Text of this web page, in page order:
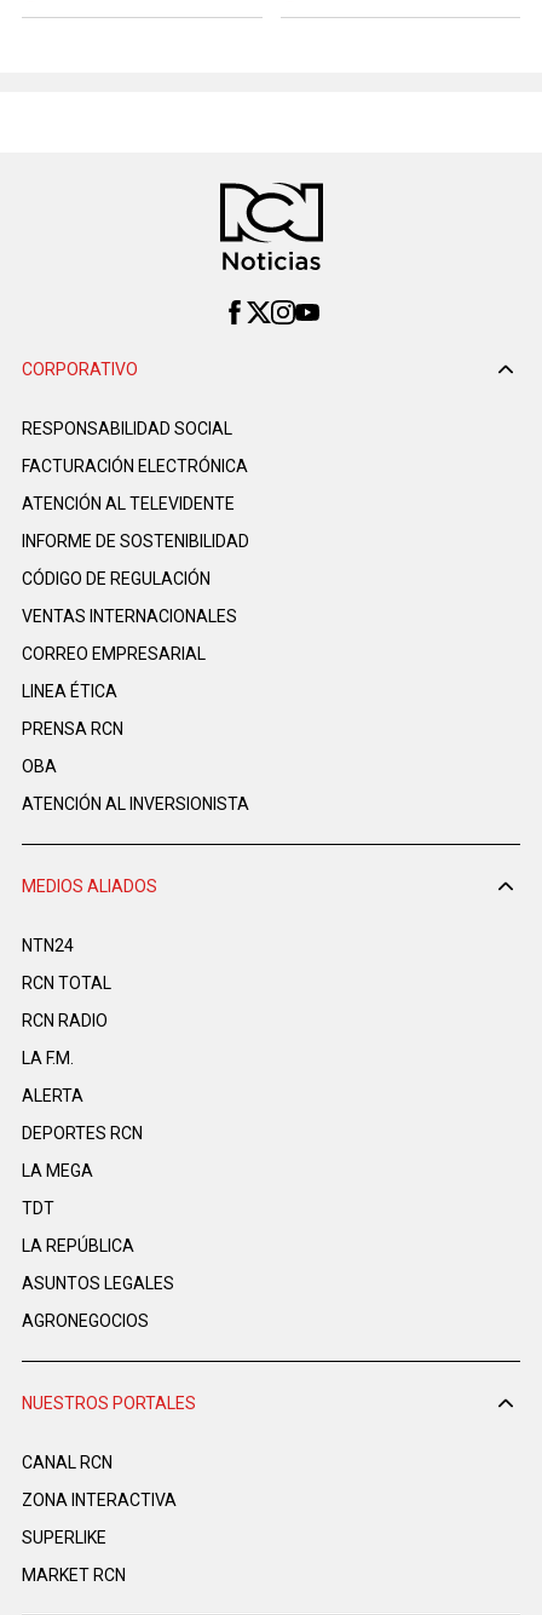
CORPORATIVO
RESPONSABILIDAD SOCIAL
FACTURACIÓN ELECTRÓNICA
ATENCIÓN AL TELEVIDENTE
INFORME DE SOSTENIBILIDAD
CÓDIGO DE REGULACIÓN
VENTAS INTERNACIONALES
CORREO EMPRESARIAL
LINEA ÉTICA
PRENSA RCN
OBA
ATENCIÓN AL INVERSIONISTA
MEDIOS ALIADOS
NTN24
RCN TOTAL
RCN RADIO
LA F.M.
ALERTA
DEPORTES RCN
LA MEGA
TDT
LA REPÚBLICA
ASUNTOS LEGALES
AGRONEGOCIOS
NUESTROS PORTALES
CANAL RCN
ZONA INTERACTIVA
SUPERLIKE
MARKET RCN